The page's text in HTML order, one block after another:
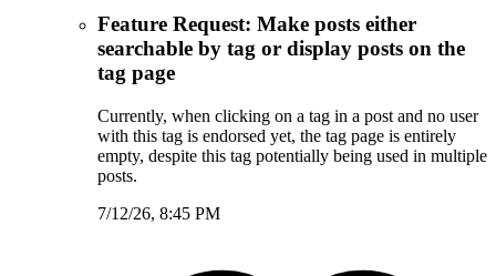
Feature Request: Make posts either
searchable by tag or display posts on the
tag page
Currently, when clicking on a tag in a post and no user
with this tag is endorsed yet, the tag page is entirely
empty, despite this tag potentially being used in multiple
posts.
7/12/26, 8:45 PM